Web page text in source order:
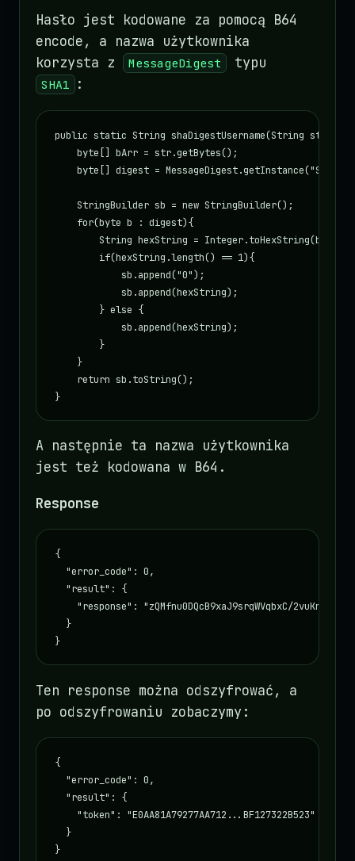
Hasło jest kodowane za pomocą B64
encode, a nazwa użytkownika
korzysta z
MessageDigest typu
SHA1 :
public static String shaDigestUsername(String str)
    byte[] bArr = str.getBytes();
byte[] digest =
    StringBuilder sb = new StringBuilder();
    for(byte b : digest){
String hexString = Integer.toHexString(b &
        if(hexString.length() == 1){
            sb.append("0");
            sb.append(hexString);
        } else {
            sb.append(hexString);
        }
    }
    return sb.toString();
}
A następnie ta nazwa użytkownika
jest też kodowana w B64.
Response
{
  "error_code": 0,
  "result": {
"response": "zQMfnu0DQcB9xaJ9srqWVqbxC/
  }
}
Ten response można odszyfrować, a
po odszyfrowaniu zobaczymy:
{
  "error_code": 0,
  "result": {
    "token": "E0AA81A79277AA712...BF127322B523"
  }
}